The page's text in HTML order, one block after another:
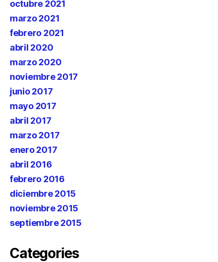
octubre 2021
marzo 2021
febrero 2021
abril 2020
marzo 2020
noviembre 2017
junio 2017
mayo 2017
abril 2017
marzo 2017
enero 2017
abril 2016
febrero 2016
diciembre 2015
noviembre 2015
septiembre 2015
Categories